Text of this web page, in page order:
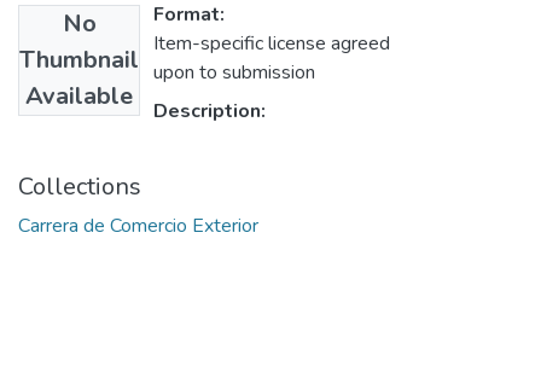
No
Thumbnail
Available
Format:
Item-specific license agreed
upon to submission
Description:
Collections
Carrera de Comercio Exterior